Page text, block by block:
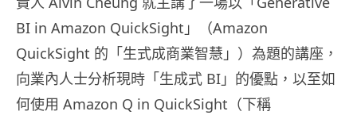
BI in Amazon QuickSight」（Amazon
QuickSight 的「生式成商業智慧」）為題的講座，
向業內人士分析現時「生成式 BI」的優點，以至如
何使用 Amazon Q in QuickSight（下稱